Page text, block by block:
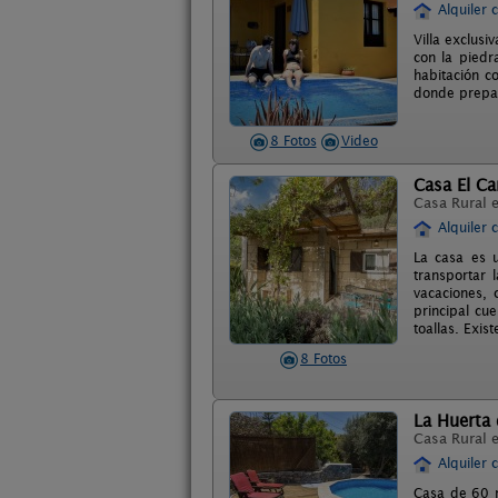
8 Fotos Video
Alquiler
Villa
con la
habitación
donde
8 Fotos
Casa El
Casa Rural
Alquiler
La casa es
transportar
vacaciones,
principal
toallas.
La Huerta
Casa Rural
Alquiler
Casa de 60